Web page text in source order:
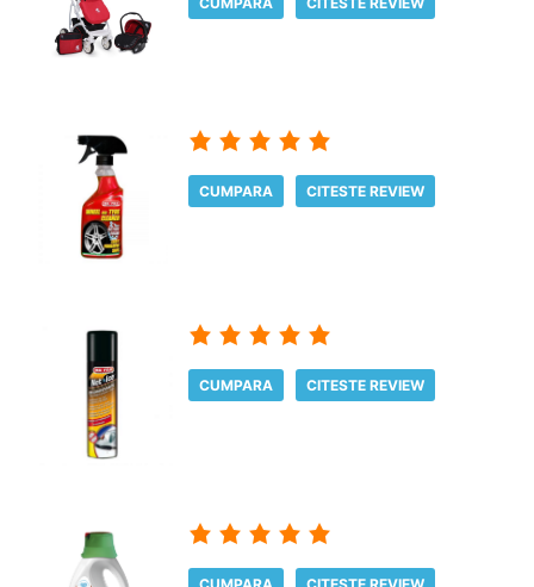
CUMPARA CITESTE REVIEW
CUMPARA CITESTE REVIEW